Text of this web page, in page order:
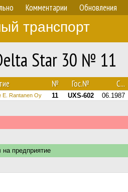
Комментарии Обновления
транспорт
Star 30 № 11
№ Гос.№ С...
E. Rantanen Oy 11 UXS-602 06.1987
предприятие